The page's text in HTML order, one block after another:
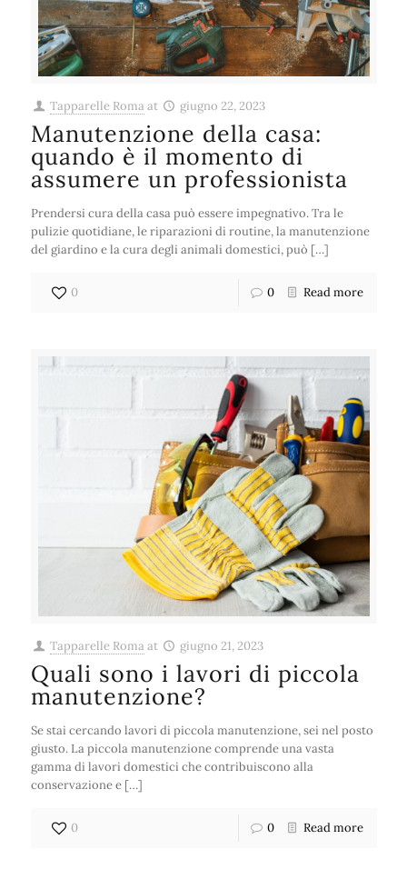
Tapparelle Roma at giugno 22, 2023
Manutenzione della casa:
quando è il momento di
assumere un professionista
Prendersi cura della casa può essere impegnativo. Tra le
pulizie quotidiane, le riparazioni di routine, la manutenzione
del giardino e la cura degli animali domestici, può […]
0 0 Read more
Tapparelle Roma at giugno 21, 2023
Quali sono i lavori di piccola
manutenzione?
Se stai cercando lavori di piccola manutenzione, sei nel posto
giusto. La piccola manutenzione comprende una vasta
gamma di lavori domestici che contribuiscono alla
conservazione e […]
0 0 Read more